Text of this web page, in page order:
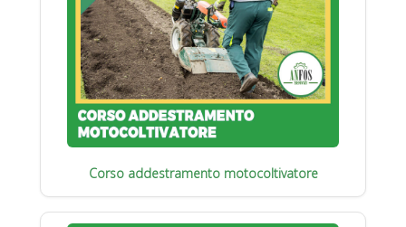
Corso addestramento motocoltivatore